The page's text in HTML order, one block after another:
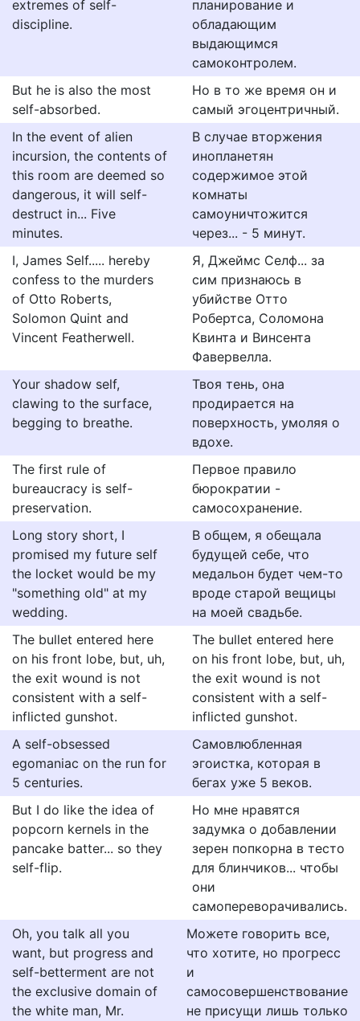
extremes of self-
discipline.
планирование и
обладающим
выдающимся
самоконтролем.
But he is also the most
self-absorbed.
Но в то же время он и
самый эгоцентричный.
In the event of alien
incursion, the contents of
this room are deemed so
dangerous, it will self-
destruct in... Five
minutes.
В случае вторжения
инопланетян
содержимое этой
комнаты
самоуничтожится
через... - 5 минут.
I, James Self..... hereby
confess to the murders
of Otto Roberts,
Solomon Quint and
Vincent Featherwell.
Я, Джеймс Селф... за
сим признаюсь в
убийстве Отто
Робертса, Соломона
Квинта и Винсента
Фавервелла.
Your shadow self,
clawing to the surface,
begging to breathe.
Твоя тень, она
продирается на
поверхность, умоляя о
вдохе.
The first rule of
bureaucracy is self-
preservation.
Первое правило
бюрократии -
самосохранение.
Long story short, I
promised my future self
the locket would be my
"something old" at my
wedding.
В общем, я обещала
будущей себе, что
медальон будет чем-то
вроде старой вещицы
на моей свадьбе.
The bullet entered here
on his front lobe, but, uh,
the exit wound is not
consistent with a self-
inflicted gunshot.
The bullet entered here
on his front lobe, but, uh,
the exit wound is not
consistent with a self-
inflicted gunshot.
A self-obsessed
egomaniac on the run for
5 centuries.
Самовлюбленная
эгоистка, которая в
бегах уже 5 веков.
But I do like the idea of
popcorn kernels in the
pancake batter... so they
self-flip.
Но мне нравятся
задумка о добавлении
зерен попкорна в тесто
для блинчиков... чтобы
они
самопереворачивались.
Oh, you talk all you
want, but progress and
self-betterment are not
the exclusive domain of
the white man, Mr.
Можете говорить все,
что хотите, но прогресс
и
самосовершенствование
не присущи лишь только